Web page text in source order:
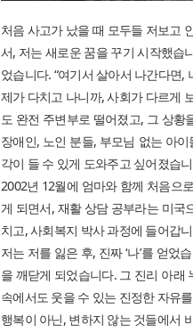
처음 사고가 났을 때 모두들 저보고
서, 저는 새로운 꿈을 꾸기 시작했습
었습니다. “여기서 살아서 나간다면,
제가 다치고 나니까, 사회가 다르게
도 완전 주변부로 떨어졌고, 그 상
장애인, 노인 분들, 부모님 없는 아
각이 들 수 있게 도와주고 싶어졌습
2002년 12월에 엄마와 함께 처음으
게 되면서, 재활 상담 공부라는 미국
치고, 사회복지 박사 과정에 들어갑
저는 저를 잃은 후, 진짜 ‘나’를 얻
을 깨닫게 되었습니다. 그 진리 아래
속에서도 웃을 수 있는 진정한 자유
행복이 아닌, 변하지 않는 것들에서